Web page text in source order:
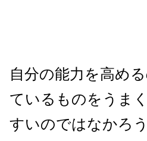
自分の能力を高め
ているものをうま
すいのではなかろう